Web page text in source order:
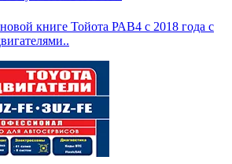
книге Тойота РАВ4 с 2018 года с